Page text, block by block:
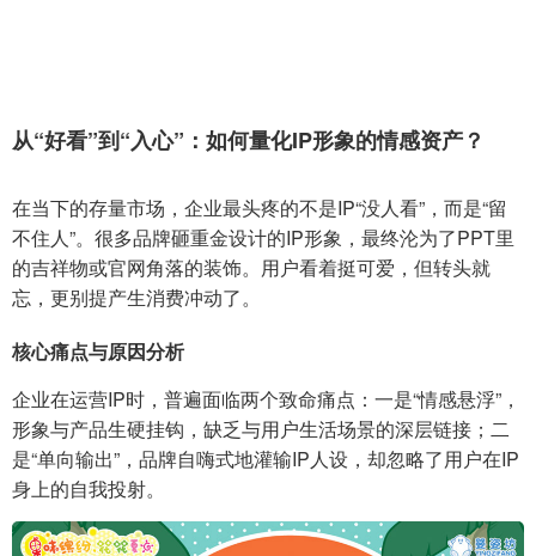
从“好看”到“入心”：如何量化IP形象的情感资产？
在当下的存量市场，企业最头疼的不是IP“没人看”，而是“留
不住人”。很多品牌砸重金设计的IP形象，最终沦为了PPT里
的吉祥物或官网角落的装饰。用户看着挺可爱，但转头就
忘，更别提产生消费冲动了。
核心痛点与原因分析
企业在运营IP时，普遍面临两个致命痛点：一是“情感悬浮”，
形象与产品生硬挂钩，缺乏与用户生活场景的深层链接；二
是“单向输出”，品牌自嗨式地灌输IP人设，却忽略了用户在IP
身上的自我投射。